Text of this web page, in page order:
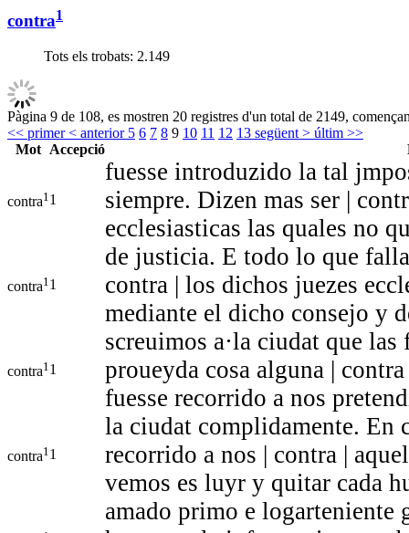
contra1
Tots els trobats: 2.149
Pàgina 9 de 108, es mostren 20 registres d'un total de 2149,
<< primer< anterior 5 6 7 8 9 10 11 12 13 següent > últim >>
Mot Accepció
contra1 1
fuesse introduzido la tal
siempre. Dizen mas ser |
ecclesiasticas las quales no
contra1 1
de justicia. E todo lo que
contra | los dichos juezes
mediante el dicho consejo y
contra1 1
screuimos a·la ciudat que las
proueyda cosa alguna |
fuesse recorrido a nos
contra1 1
la ciudat complidamente. En
recorrido a nos | contra |
vemos es luyr y quitar cada
amado primo e logarteniente